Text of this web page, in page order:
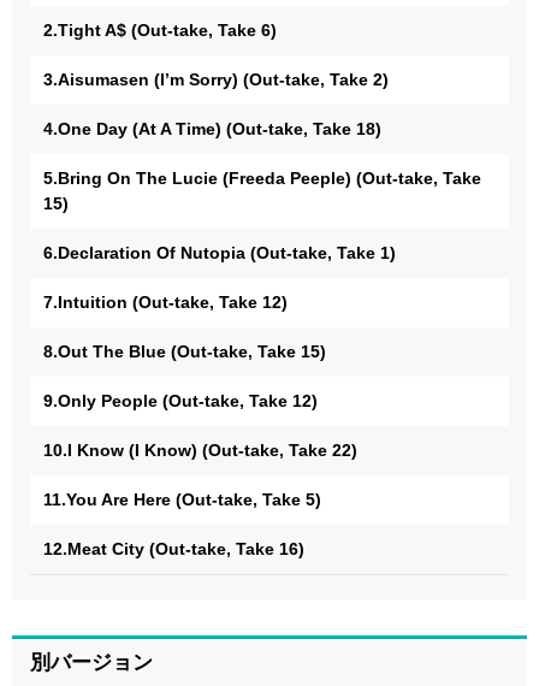
2.Tight A$ (Out-take, Take 6)
3.Aisumasen (I’m Sorry) (Out-take, Take 2)
4.One Day (At A Time) (Out-take, Take 18)
5.Bring On The Lucie (Freeda Peeple) (Out-take, Take
15)
6.Declaration Of Nutopia (Out-take, Take 1)
7.Intuition (Out-take, Take 12)
8.Out The Blue (Out-take, Take 15)
9.Only People (Out-take, Take 12)
10.I Know (I Know) (Out-take, Take 22)
11.You Are Here (Out-take, Take 5)
12.Meat City (Out-take, Take 16)
別バージョン